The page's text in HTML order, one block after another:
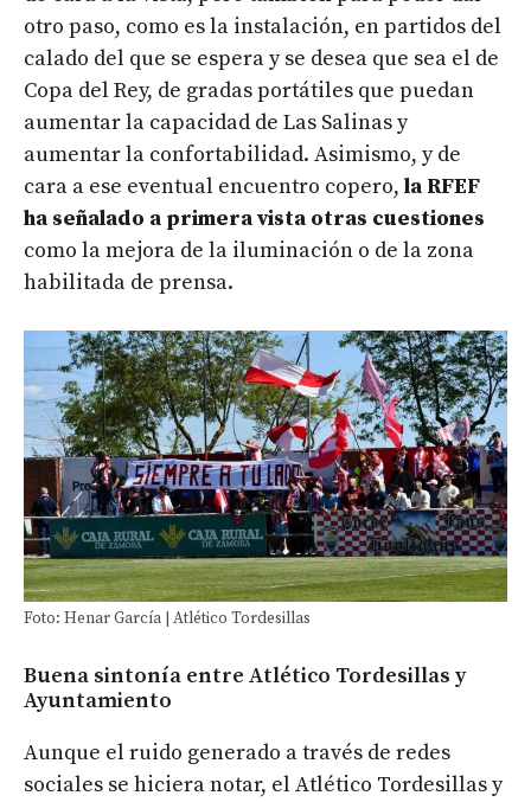
otro paso, como es la instalación, en partidos del
calado del que se espera y se desea que sea el de
Copa del Rey, de gradas portátiles que puedan
aumentar la capacidad de Las Salinas y
aumentar la confortabilidad. Asimismo, y de
cara a ese eventual encuentro copero, la RFEF
ha señalado a primera vista otras cuestiones
como la mejora de la iluminación o de la zona
habilitada de prensa.
Foto: Henar García | Atlético Tordesillas
Buena sintonía entre Atlético Tordesillas y
Ayuntamiento
Aunque el ruido generado a través de redes
sociales se hiciera notar, el Atlético Tordesillas y